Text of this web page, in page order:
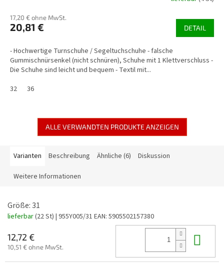
17,20 € ohne MwSt.
20,81 € DETAIL
- Hochwertige Turnschuhe / Segeltuchschuhe - falsche
Gummischnürsenkel (nicht schnüren), Schuhe mit 1 Klettverschluss -
Die Schuhe sind leicht und bequem - Textil mit...
32
36
ALLE VERWANDTEN PRODUKTE ANZEIGEN
Varianten Beschreibung Ähnliche (6) Diskussion
Weitere Informationen
Größe: 31
lieferbar(22 St) | 955Y005/31 EAN: 5905502157380
12,72 €
10,51 € ohne MwSt.